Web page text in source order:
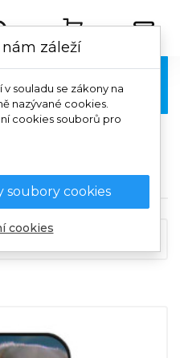

A51
záleží
souladu se zákony na
nazývané cookies.
cookies souborů pro
soubory cookies
cookies